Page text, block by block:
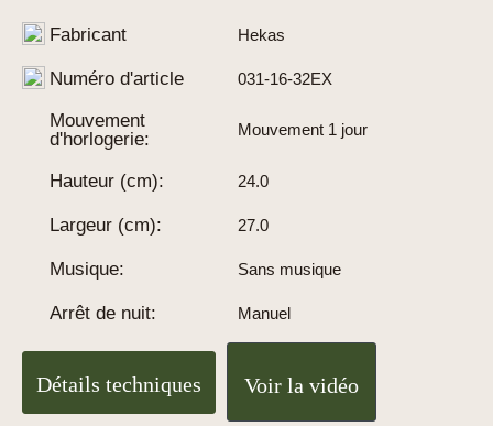
Fabricant Hekas
Numéro d'article 031-16-32EX
Mouvement
d'horlogerie:
Mouvement 1 jour
Hauteur (cm): 24.0
Largeur (cm): 27.0
Musique: Sans musique
Arrêt de nuit: Manuel
Détails techniques Voir la vidéo